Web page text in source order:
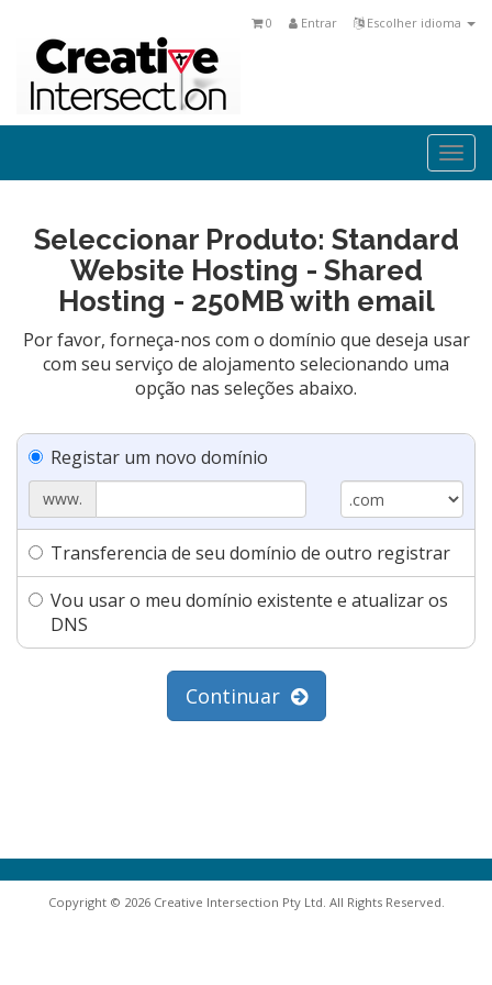
Escolher idioma
Entrar
0
Seleccionar Produto: Standard
Website Hosting - Shared
Hosting - 250MB with email
Por favor, forneça-nos com o domínio que deseja usar
com seu serviço de alojamento selecionando uma
opção nas seleções abaixo.
Registar um novo domínio
www.
Transferencia de seu domínio de outro registrar
Vou usar o meu domínio existente e atualizar os
DNS
Continuar
Copyright © 2026 Creative Intersection Pty Ltd. All Rights Reserved.